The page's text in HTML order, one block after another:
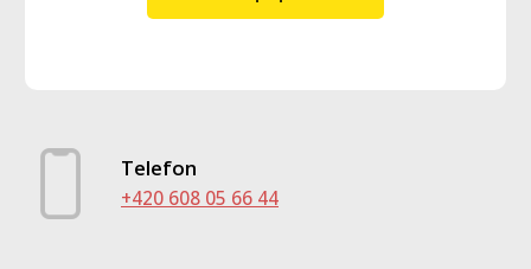
Telefon
+420 608 05 66 44